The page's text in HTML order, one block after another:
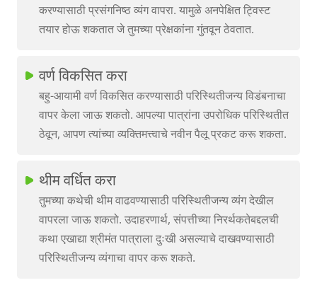
करण्यासाठी प्रसंगनिष्ठ व्यंग वापरा. यामुळे अनपेक्षित ट्विस्ट
तयार होऊ शकतात जे तुमच्या प्रेक्षकांना गुंतवून ठेवतात.
वर्ण विकसित करा
बहु-आयामी वर्ण विकसित करण्यासाठी परिस्थितीजन्य विडंबनाचा
वापर केला जाऊ शकतो. आपल्या पात्रांना उपरोधिक परिस्थितीत
ठेवून, आपण त्यांच्या व्यक्तिमत्त्वाचे नवीन पैलू प्रकट करू शकता.
थीम वर्धित करा
तुमच्या कथेची थीम वाढवण्यासाठी परिस्थितीजन्य व्यंग देखील
वापरला जाऊ शकतो. उदाहरणार्थ, संपत्तीच्या निरर्थकतेबद्दलची
कथा एखाद्या श्रीमंत पात्राला दुःखी असल्याचे दाखवण्यासाठी
परिस्थितीजन्य व्यंगाचा वापर करू शकते.